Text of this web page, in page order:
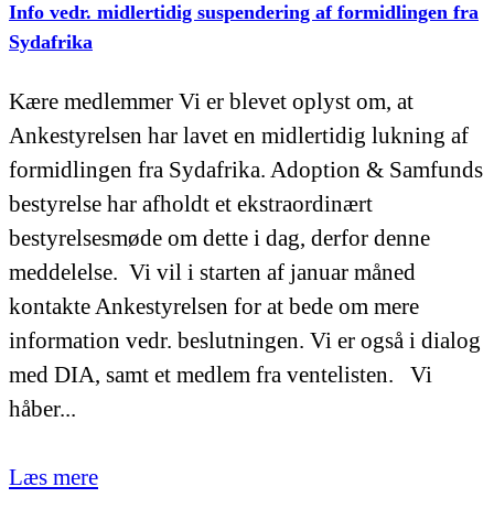
Info vedr. midlertidig suspendering af formidlingen fra
Sydafrika
Kære medlemmer Vi er blevet oplyst om, at
Ankestyrelsen har lavet en midlertidig lukning af
formidlingen fra Sydafrika. Adoption & Samfunds
bestyrelse har afholdt et ekstraordinært
bestyrelsesmøde om dette i dag, derfor denne
meddelelse. Vi vil i starten af januar måned
kontakte Ankestyrelsen for at bede om mere
information vedr. beslutningen. Vi er også i dialog
med DIA, samt et medlem fra ventelisten. Vi
håber...
Læs mere